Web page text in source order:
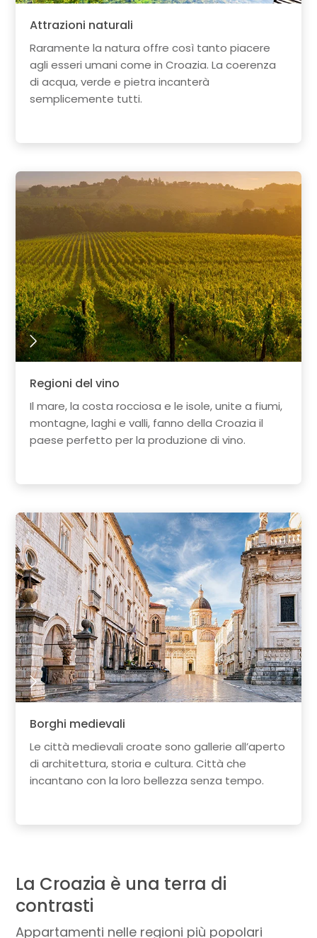
Attrazioni naturali
Raramente la natura offre così tanto piacere
agli esseri umani come in Croazia. La coerenza
di acqua, verde e pietra incanterà
semplicemente tutti.
Regioni del vino
Il mare, la costa rocciosa e le isole, unite a fiumi,
montagne, laghi e valli, fanno della Croazia il
paese perfetto per la produzione di vino.
Borghi medievali
Le città medievali croate sono gallerie all’aperto
di architettura, storia e cultura. Città che
incantano con la loro bellezza senza tempo.
La Croazia è una terra di
contrasti
Appartamenti nelle regioni più popolari